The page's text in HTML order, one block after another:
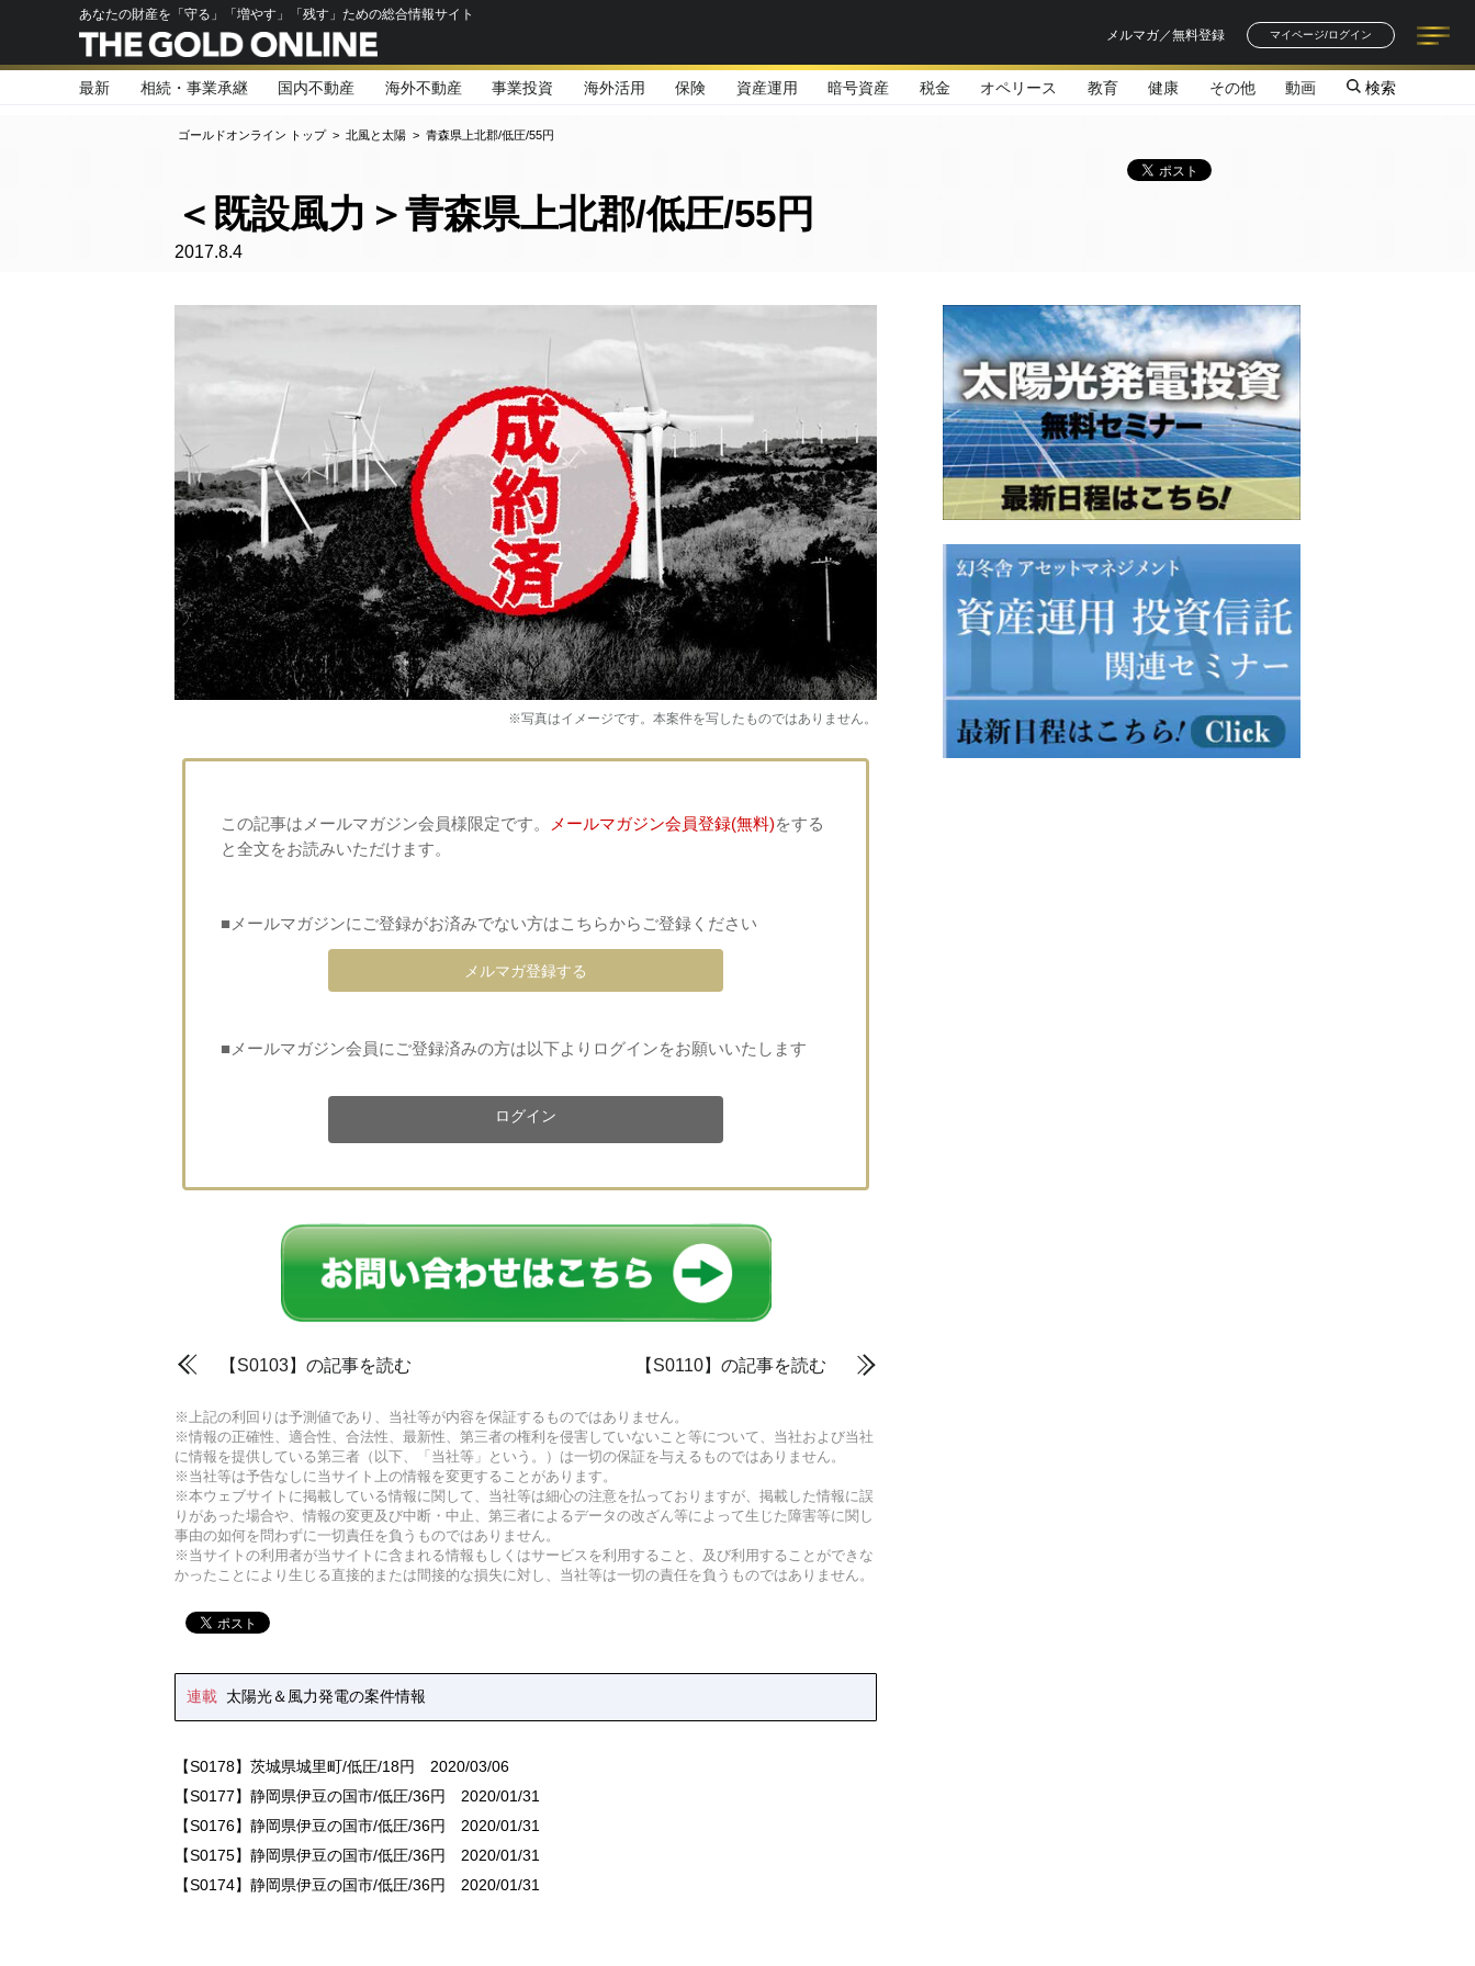
あなたの財産を「守る」「増やす」「残す」ための総合情報サイト
メルマガ／無料登録
マイページ/ログイン
記事一覧
著者一覧
最新 相続・事業承継 国内不動産 海外不動産 事業投資 海外活用 保険 資産運用 暗号資産 税金 オペリース 教育 健康 その他 動画 検索
ゴールドオンライン トップ > 北風と太陽 > 青森県上北郡/低圧/55円
＜既設風力＞青森県上北郡/低圧/55円
2017.8.4
※写真はイメージです。本案件を写したものではありません。
この記事はメールマガジン会員様限定です。 メールマガジン会員登録(無料)をする
と全文をお読みいただけます。
■メールマガジンにご登録がお済みでない方はこちらからご登録ください
メルマガ登録する
■メールマガジン会員にご登録済みの方は以下よりログインをお願いいたします
ログイン
【S0103】の記事を読む 【S0110】の記事を読む
※上記の利回りは予測値であり、当社等が内容を保証するものではありません。
※情報の正確性、適合性、合法性、最新性、第三者の権利を侵害していないこと等について、当社および当社
に情報を提供している第三者（以下、「当社等」という。）は一切の保証を与えるものではありません。
※当社等は予告なしに当サイト上の情報を変更することがあります。
※本ウェブサイトに掲載している情報に関して、当社等は細心の注意を払っておりますが、掲載した情報に誤
りがあった場合や、情報の変更及び中断・中止、第三者によるデータの改ざん等によって生じた障害等に関し
事由の如何を問わずに一切責任を負うものではありません。
※当サイトの利用者が当サイトに含まれる情報もしくはサービスを利用すること、及び利用することができな
かったことにより生じる直接的または間接的な損失に対し、当社等は一切の責任を負うものではありません。
連載 太陽光＆風力発電の案件情報
【S0178】茨城県城里町/低圧/18円
2020/03/06
【S0177】静岡県伊豆の国市/低圧/36円
2020/01/31
【S0176】静岡県伊豆の国市/低圧/36円
2020/01/31
【S0175】静岡県伊豆の国市/低圧/36円
2020/01/31
【S0174】静岡県伊豆の国市/低圧/36円
2020/01/31